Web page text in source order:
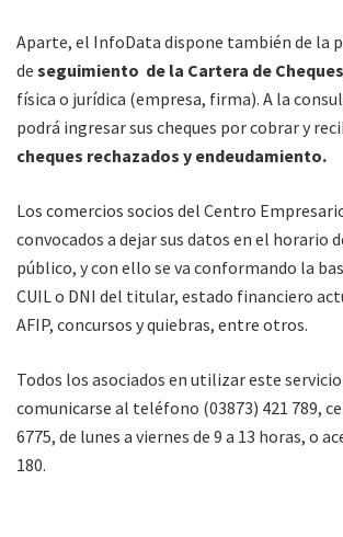
Aparte, el InfoData dispone también de la
de seguimiento de la Cartera de
física o jurídica (empresa, firma). A la
podrá ingresar sus cheques por cobrar y
cheques rechazados y endeudamiento.
Los comercios socios del Centro
convocados a dejar sus datos en el horario
público, y con ello se va conformando la
CUIL o DNI del titular, estado financiero
AFIP, concursos y quiebras, entre otros.
Todos los asociados en utilizar este
comunicarse al teléfono (03873) 421 789,
6775, de lunes a viernes de 9 a 13 horas, o
180.